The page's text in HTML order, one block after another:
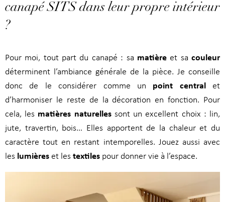
canapé SITS dans leur propre intérieur
?
Pour moi, tout part du canapé : sa matière et sacouleur
déterminent l’ambiance générale de la pièce. Je conseille
donc de le considérer comme un point centralet
d’harmoniser le reste de la décoration en fonction. Pour
cela, les matières naturellessont un excellent choix : lin,
jute, travertin, bois… Elles apportent de la chaleur et du
caractère tout en restant intemporelles. Jouez aussi avec
les lumières et les textiles pour donner vie à l’espace.